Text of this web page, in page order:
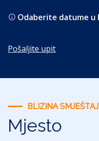
Odaberite datume u
Pošaljite upit
BLIZINA
Mjesto